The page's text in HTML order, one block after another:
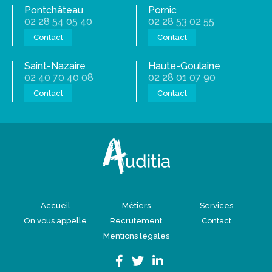
Pontchâteau
02 28 54 05 40
Contact
Pornic
02 28 53 02 55
Contact
Saint-Nazaire
02 40 70 40 08
Contact
Haute-Goulaine
02 28 01 07 90
Contact
Accueil Métiers
Services
On vous appelle
Recrutement
Contact
Mentions légales